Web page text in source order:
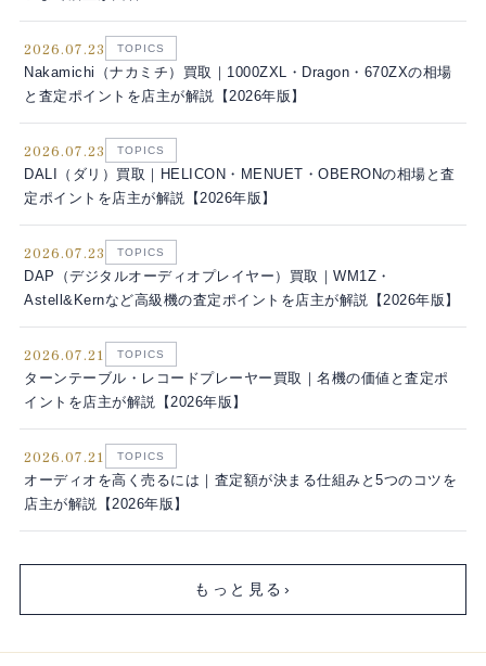
2026.07.23 TOPICS
Nakamichi（ナカミチ）買取｜1000ZXL・Dragon・670ZXの相場
と査定ポイントを店主が解説【2026年版】
2026.07.23 TOPICS
DALI（ダリ）買取｜HELICON・MENUET・OBERONの相場と査
定ポイントを店主が解説【2026年版】
2026.07.23 TOPICS
DAP（デジタルオーディオプレイヤー）買取｜WM1Z・
Astell&Kernなど高級機の査定ポイントを店主が解説【2026年版】
2026.07.21 TOPICS
ターンテーブル・レコードプレーヤー買取｜名機の価値と査定ポ
イントを店主が解説【2026年版】
2026.07.21 TOPICS
オーディオを高く売るには｜査定額が決まる仕組みと5つのコツを
店主が解説【2026年版】
もっと見る ›